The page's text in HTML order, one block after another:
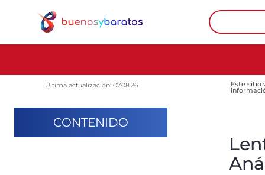
Última actualización: 07.08.26 Este sitio
CONTENIDO